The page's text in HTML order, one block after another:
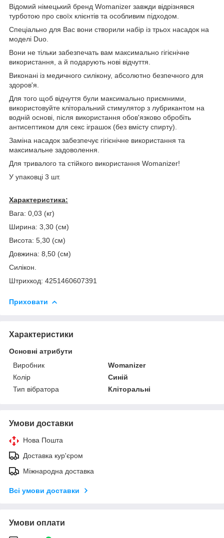
Відомий німецький бренд Womanizer завжди відрізнявся
турботою про своїх клієнтів та особливим підходом.
Спеціально для Вас вони створили набір із трьох насадок на
моделі Duo.
Вони не тільки забезпечать вам максимально гігієнічне
використання, а й подарують нові відчуття.
Виконані із медичного силікону, абсолютно безпечного для
здоров'я.
Для того щоб відчуття були максимально приємними,
використовуйте кліторальний стимулятор з лубрикантом на
водній основі, після використання обов'язково обробіть
антисептиком для секс іграшок (без вмісту спирту).
Заміна насадок забезпечує гігієнічне використання та
максимальне задоволення.
Для тривалого та стійкого використання Womanizer!
У упаковці 3 шт.
Характеристика:
Вага: 0,03 (кг)
Ширина: 3,30 (см)
Висота: 5,30 (см)
Довжина: 8,50 (см)
Силікон.
Штрихкод: 4251460607391
Приховати
Характеристики
Основні атрибути
Виробник
Womanizer
Колір
Синій
Тип вібратора
Кліторальні
Умови доставки
Нова Пошта
Доставка кур'єром
Міжнародна доставка
Всі умови доставки
Умови оплати